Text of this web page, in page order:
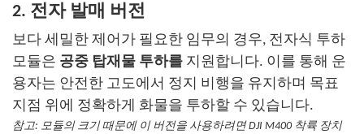
2. 전자 발매 버전
보다 세밀한 제어가 필요한 임무의 경우, 전자식 투하
모듈은 공중 탑재물 투하를 지원합니다. 이를 통해 운
용자는 안전한 고도에서 정지 비행을 유지하며 목표
지점 위에 정확하게 화물을 투하할 수 있습니다.
참고: 모듈의 크기 때문에 이 버전을 사용하려면 DJI M400 착륙 장치